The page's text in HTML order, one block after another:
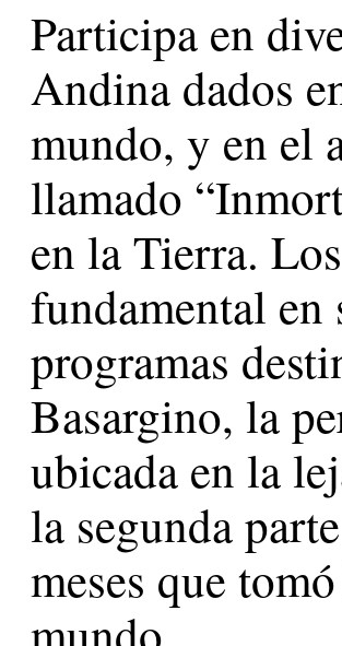
Participa en
Andina dados
mundo, y en el
llamado
en la Tierra.
fundamental
programas
Basargino, la
ubicada en la
la segunda
meses que
mundo.